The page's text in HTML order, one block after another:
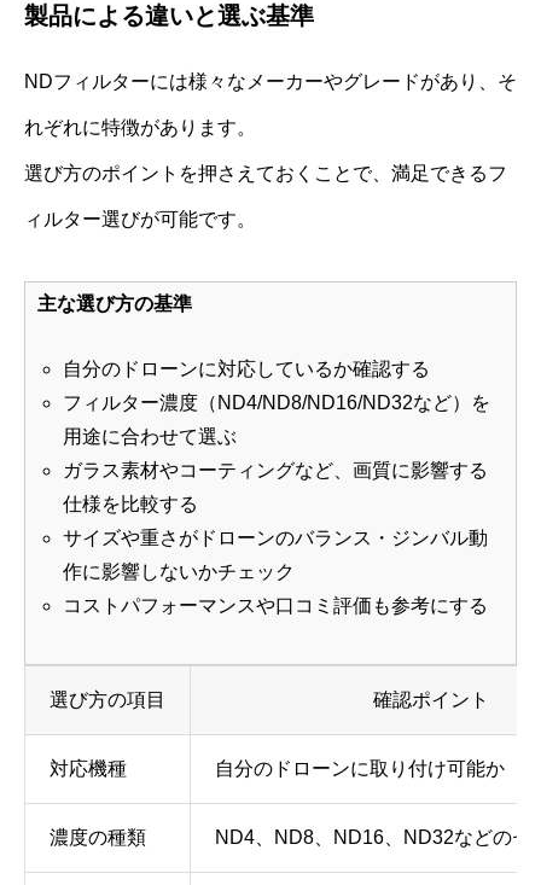
製品による違いと選ぶ基準
NDフィルターには様々なメーカーやグレードがあり、そ
れぞれに特徴があります。
選び方のポイントを押さえておくことで、満足できるフ
ィルター選びが可能です。
主な選び方の基準
自分のドローンに対応しているか確認する
フィルター濃度（ND4/ND8/ND16/ND32など）を
用途に合わせて選ぶ
ガラス素材やコーティングなど、画質に影響する
仕様を比較する
サイズや重さがドローンのバランス・ジンバル動
作に影響しないかチェック
コストパフォーマンスや口コミ評価も参考にする
選び方の項目 確認ポイント
対応機種 自分のドローンに取り付け可能か
濃度の種類 ND4、ND8、ND16、ND32などのセ